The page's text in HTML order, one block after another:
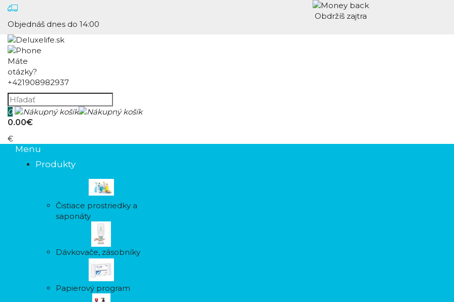
Objednáš dnes do 14:00
Obdržíš zajtra
Máte
otázky?
+421908982937
0
0.00€
€
Menu
Produkty
Čistiace prostriedky a
saponáty
Dávkovače, zásobníky
Papierový program